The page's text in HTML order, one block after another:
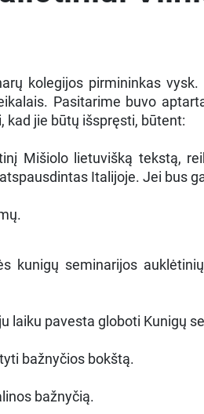
kolegijos pirmininkas
Pasitarime buvo
jie būtų išspręsti, būtent:
Mišiolo lietuvišką tekstą,
Italijoje. Jei bus
kunigų seminarijos
laiku pavesta globoti
bažnyčios bokštą.
bažnyčią.